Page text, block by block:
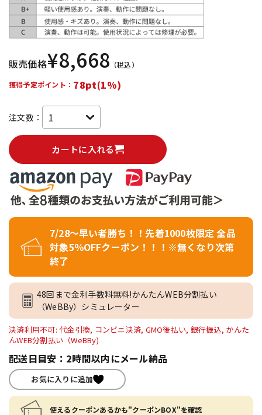
販売価格¥8,668 （税込）
獲得予定ポイント： 78pt(1%)
注文数：
カートに入れる
7/28～早い者勝ち！！先着1000枚限定 全品
対象5％OFFクーポン！！！※無くなり次第
終了
48回まで金利手数料無料!かんたんWEB分割払い
（WeBBy）シミュレーター
決済利用不可: 代金引換, コンビニ決済, GMO後払い, 銀行振込, かんた
んWEB分割払い（WeBBy)
配送日目安：2時間以内にメール納品
お気に入りに追加
使えるクーポンあるかも"クーポンBOX"を確認